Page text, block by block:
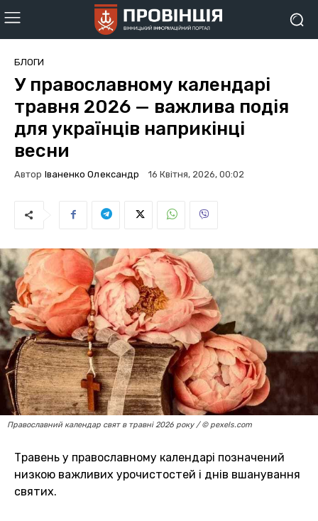
БЛОГИ
У православному календарі
травня 2026 — важлива подія
для українців наприкінці
весни
Автор Іваненко Олександр 16 Квітня, 2026, 00:02
Православний календар свят в травні 2026 року / © pexels.com
Травень у православному календарі позначений
низкою важливих урочистостей і днів вшанування
святих.